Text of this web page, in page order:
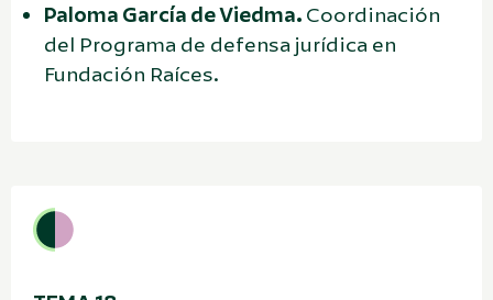
Paloma García de Viedma. Coordinación
del Programa de defensa jurídica en
Fundación Raíces.